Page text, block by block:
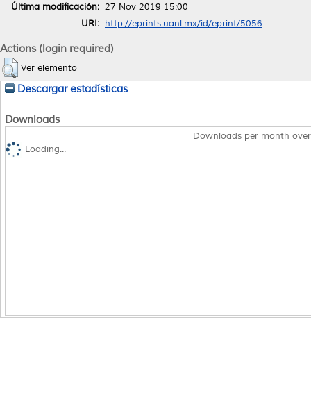
Última modificación: 27 Nov 2019 15:00
URI: http://eprints.uanl.mx/id/eprint/5056
Actions (login required)
Ver elemento
Descargar estadísticas
Downloads
Downloads per month
Loading...